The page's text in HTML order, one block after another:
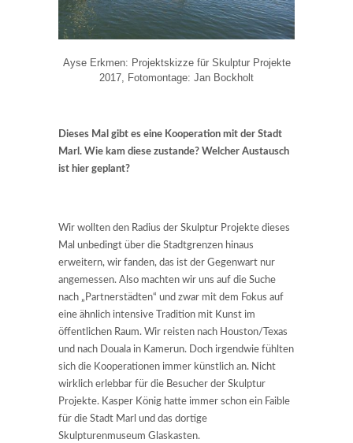
Ayse Erkmen: Projektskizze für Skulptur Projekte
2017, Fotomontage: Jan Bockholt
Dieses Mal gibt es eine Kooperation mit der Stadt
Marl. Wie kam diese zustande? Welcher Austausch
ist hier geplant?
Wir wollten den Radius der Skulptur Projekte dieses
Mal unbedingt über die Stadtgrenzen hinaus
erweitern, wir fanden, das ist der Gegenwart nur
angemessen. Also machten wir uns auf die Suche
nach „Partnerstädten“ und zwar mit dem Fokus auf
eine ähnlich intensive Tradition mit Kunst im
öffentlichen Raum. Wir reisten nach Houston/Texas
und nach Douala in Kamerun. Doch irgendwie fühlten
sich die Kooperationen immer künstlich an. Nicht
wirklich erlebbar für die Besucher der Skulptur
Projekte. Kasper König hatte immer schon ein Faible
für die Stadt Marl und das dortige
Skulpturenmuseum Glaskasten.